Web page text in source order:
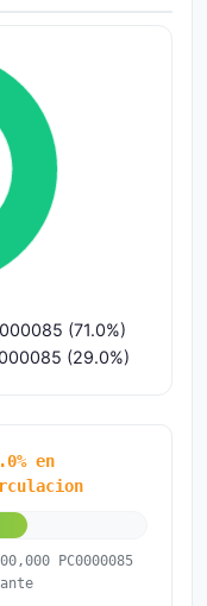
(71.0%)
(29.0%)
en
PC0000085